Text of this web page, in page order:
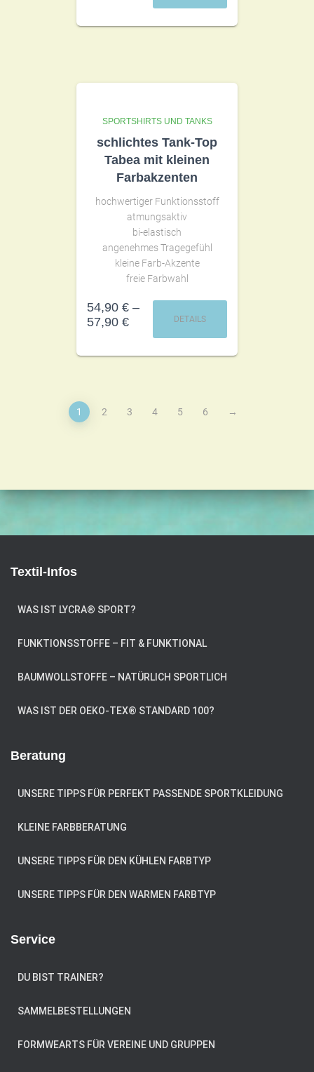
SPORTSHIRTS UND TANKS
schlichtes Tank-Top
Tabea mit kleinen
Farbakzenten
hochwertiger Funktionsstoff
atmungsaktiv
bi-elastisch
angenehmes Tragegefühl
kleine Farb-Akzente
freie Farbwahl
54,90 € –
57,90 € DETAILS
1 2 3 4 5 6 →
Textil-Infos
WAS IST LYCRA® SPORT?
FUNKTIONSSTOFFE – FIT & FUNKTIONAL
BAUMWOLLSTOFFE – NATÜRLICH SPORTLICH
WAS IST DER OEKO-TEX® STANDARD 100?
Beratung
UNSERE TIPPS FÜR PERFEKT PASSENDE SPORTKLEIDUNG
KLEINE FARBBERATUNG
UNSERE TIPPS FÜR DEN KÜHLEN FARBTYP
UNSERE TIPPS FÜR DEN WARMEN FARBTYP
Service
DU BIST TRAINER?
SAMMELBESTELLUNGEN
FORMWEARTS FÜR VEREINE UND GRUPPEN